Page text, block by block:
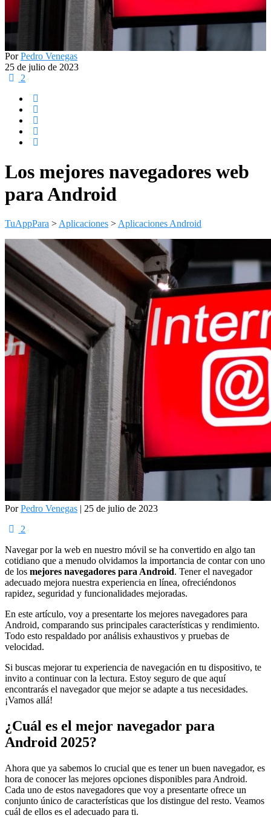
PorPedro Venegas
25 de julio de 2023
2
Los mejores navegadores web
para Android
TuAppPara > Aplicaciones > Aplicaciones Android
PorPedro Venegas | 25 de julio de 2023
2
Navegar por la web en nuestro móvil se ha convertido en algo tan
cotidiano que a menudo olvidamos la importancia de contar con uno
de los mejores navegadores para Android. Tener el navegador
adecuado mejora nuestra experiencia en línea, ofreciéndonos
rapidez, seguridad y funcionalidades mejoradas.
En este artículo, voy a presentarte los mejores navegadores para
Android, comparando sus principales características y rendimiento.
Todo esto respaldado por análisis exhaustivos y pruebas de
velocidad.
Si buscas mejorar tu experiencia de navegación en tu dispositivo, te
invito a continuar con la lectura. Estoy seguro de que aquí
encontrarás el navegador que mejor se adapte a tus necesidades.
¡Vamos allá!
¿Cuál es el mejor navegador para
Android 2025?
Ahora que ya sabemos lo crucial que es tener un buen navegador, es
hora de conocer las mejores opciones disponibles para Android.
Cada uno de estos navegadores que voy a presentarte ofrece un
conjunto único de características que los distingue del resto. Veamos
cuál de ellos es el adecuado para ti.